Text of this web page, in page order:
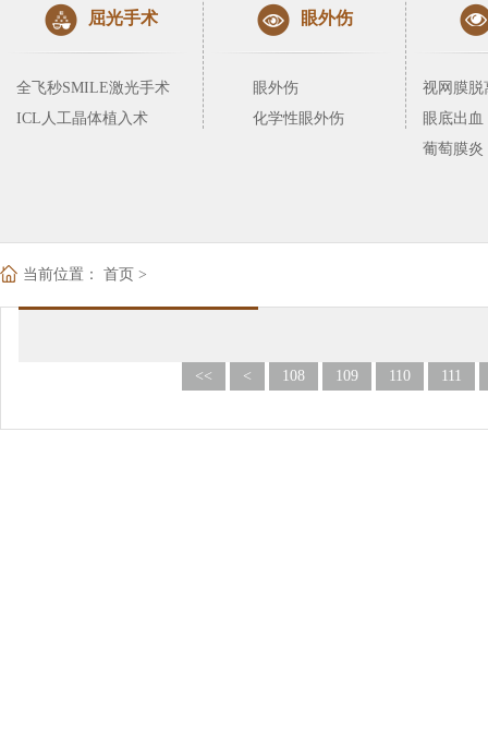
屈光手术
全飞秒SMILE激光手术
ICL人工晶体植入术
眼外伤
眼外伤
化学性眼外伤
视网膜脱
眼底出血
葡萄膜炎
当前位置： 首页 >
<< < 108 109 110 111